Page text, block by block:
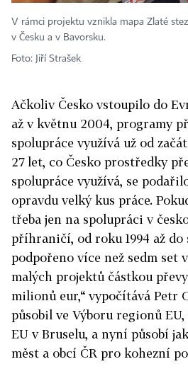
V rámci projektu vznikla mapa Zlaté
v Česku a v Bavorsku.
Foto: Jiří Strašek
Ačkoliv Česko vstoupilo do
až v květnu 2004, programy
spolupráce využívá už od
27 let, co Česko prostředky
spolupráce využívá, se
opravdu velký kus práce.
třeba jen na spolupráci v
příhraničí, od roku 1994 až do
podpořeno více než sedm set
malých projektů částkou
milionů eur,“ vypočítává Petr
působil ve Výboru regionů
EU v Bruselu, a nyní působí
měst a obcí ČR pro kohezní